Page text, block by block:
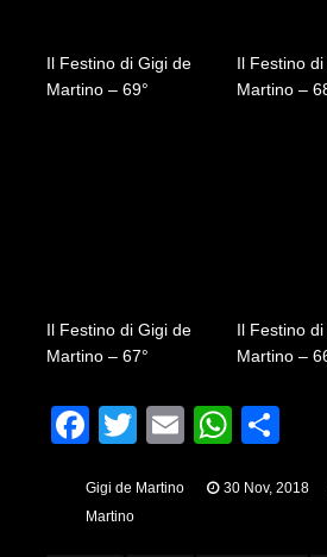
Il Festino di Gigi de
Martino – 69°
Il Festino
Martino –
Il Festino di Gigi de
Martino – 67°
Il Festino
Martino –
Facebook
Twitter
Email
Gigi de Martino 30 Nov, 2018
Martino